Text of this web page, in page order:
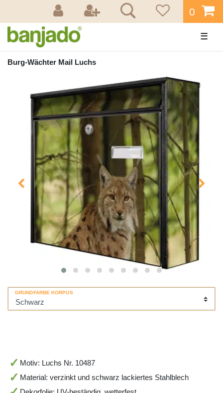
0
☰
Burg-Wächter Mail Luchs
GRUNDFARBE KORPUS
Motiv: Luchs Nr. 10487
Material: verzinkt und schwarz lackiertes Stahlblech